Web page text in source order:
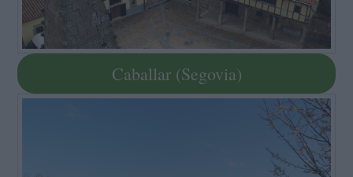
Caballar (Segovia)